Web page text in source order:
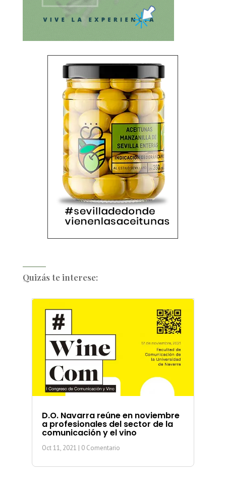
Quizás te interese:
D.O. Navarra reúne en noviembre
a profesionales del sector de la
comunicación y el vino
Oct 11, 2021 | 0 Comentario